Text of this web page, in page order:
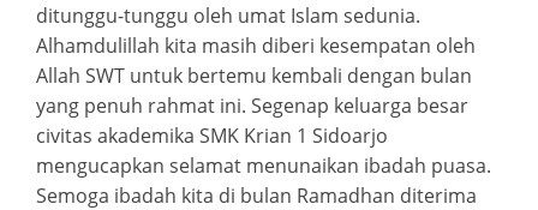
ditunggu-tunggu oleh umat Islam sedunia.
Alhamdulillah kita masih diberi kesempatan oleh
Allah SWT untuk bertemu kembali dengan bulan
yang penuh rahmat ini. Segenap keluarga besar
civitas akademika SMK Krian 1 Sidoarjo
mengucapkan selamat menunaikan ibadah puasa.
Semoga ibadah kita di bulan Ramadhan diterima